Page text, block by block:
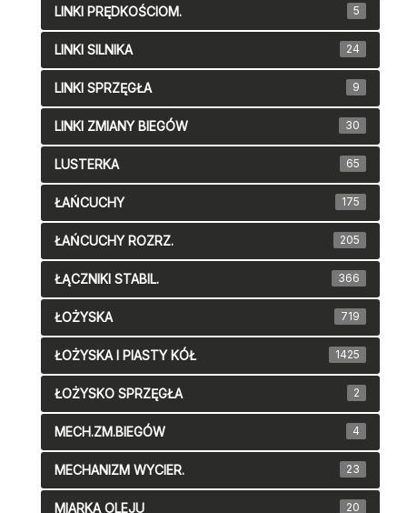
LINKI PRĘDKOŚCIOM. 5
LINKI SILNIKA 24
LINKI SPRZĘGŁA 9
LINKI ZMIANY BIEGÓW 30
LUSTERKA 65
ŁAŃCUCHY 175
ŁAŃCUCHY ROZRZ. 205
ŁĄCZNIKI STABIL. 366
ŁOŻYSKA 719
ŁOŻYSKA I PIASTY KÓŁ 1425
ŁOŻYSKO SPRZĘGŁA 2
MECH.ZM.BIEGÓW 4
MECHANIZM WYCIER. 23
MIARKA OLEJU 20